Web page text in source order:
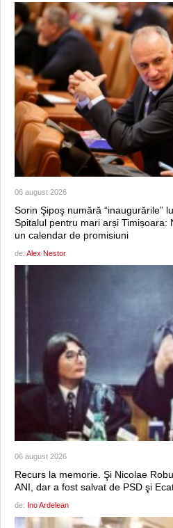
06 august 2026
Sorin Şipoş numără “inaugurările”
Spitalul pentru mari arși Timișoara:
un calendar de promisiuni
de: Alex Nestor
06 august 2026
Recurs la memorie. Şi Nicolae
ANI, dar a fost salvat de PSD şi
de: Ino Ardelean